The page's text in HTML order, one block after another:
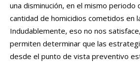
una disminución, en el mismo periodo
cantidad de homicidios cometidos en
Indudablemente, eso no nos
permiten determinar que las
desde el punto de vista preventivo